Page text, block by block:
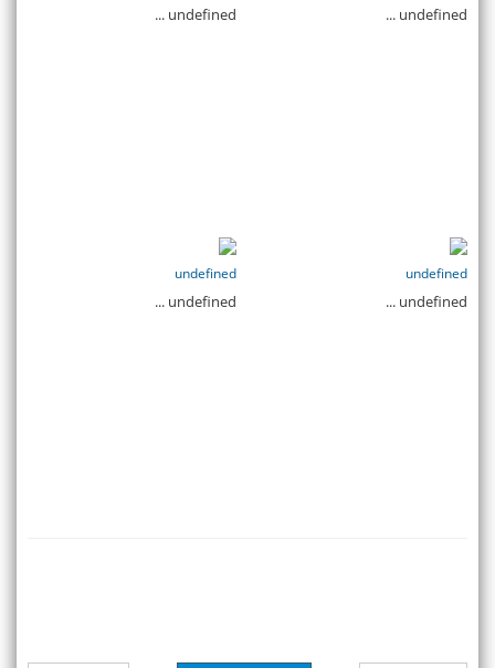
undefined ...
undefined ...
undefined
undefined ...
undefined
undefined ...